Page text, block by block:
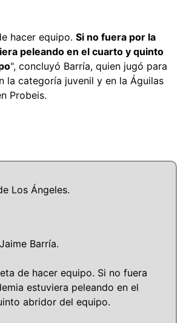
hacer equipo. Si no fuera por la
peleando en el cuarto y quinto
", concluyó Barría, quien jugó para
la categoría juvenil y en la Águilas
Probeis.
Los Ángeles.
Barría.
de hacer equipo. Si no fuera
estuviera peleando en el
abridor del equipo.